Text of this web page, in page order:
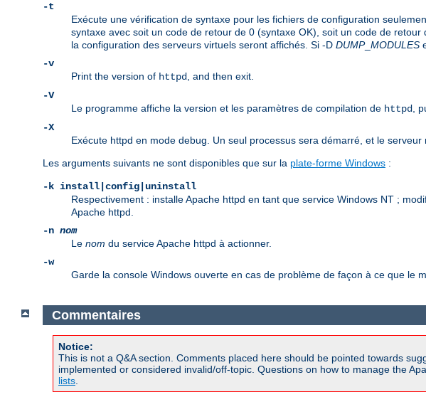
-t
Exécute une vérification de syntaxe pour les fichiers de configuration
syntaxe avec soit un code de retour de 0 (syntaxe OK), soit un code de
la configuration des serveurs virtuels seront affichés. Si -D DUMP_ MODULES
-v
Print the version of httpd
, and then exit.
-V
Le programme affiche la version et les paramètres de compilation de httpd
,
-X
Exécute httpd en mode debug. Un seul processus sera démarré, et le serveur
Les arguments suivants ne sont disponibles que sur la plate-forme Windows :
-k install|config|uninstall
Respectivement : installe Apache httpd en tant que service Windows NT ;
Apache httpd.
-n nom
Le nom du service Apache httpd à actionner.
-w
Garde la console Windows ouverte en cas de problème de façon à ce que le
Commentaires
Notice:
This is not a Q&A section. Comments placed here should be pointed towards
implemented or considered invalid/off-topic. Questions on how to manage the
lists.